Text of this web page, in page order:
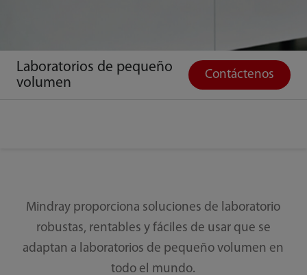
Laboratorios de pequeño
volumen
Contáctenos
Mindray proporciona soluciones de laboratorio
robustas, rentables y fáciles de usar que se
adaptan a laboratorios de pequeño volumen en
todo el mundo.